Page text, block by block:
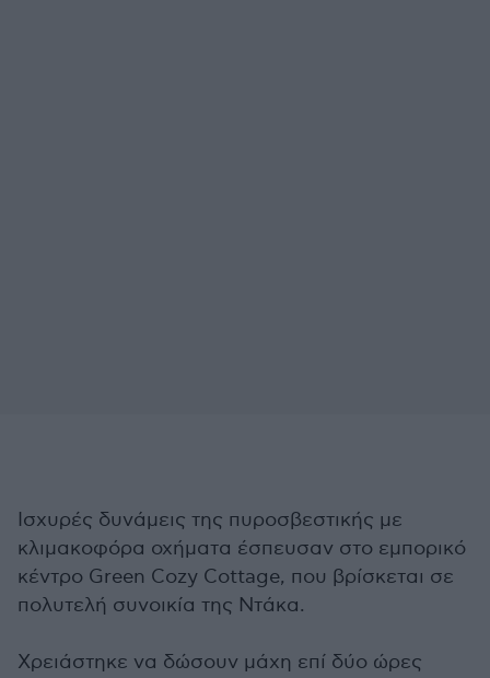
Ισχυρές δυνάμεις της πυροσβεστικής με
κλιμακοφόρα οχήματα έσπευσαν στο εμπορικό
κέντρο Green Cozy Cottage, που βρίσκεται σε
πολυτελή συνοικία της Ντάκα.
Χρειάστηκε να δώσουν μάχη επί δύο ώρες